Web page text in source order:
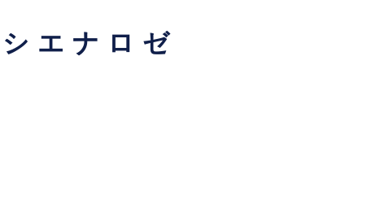
シエナロゼ